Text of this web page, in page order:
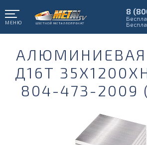
МЕНЮ
8
Д16Т
804-473-2009